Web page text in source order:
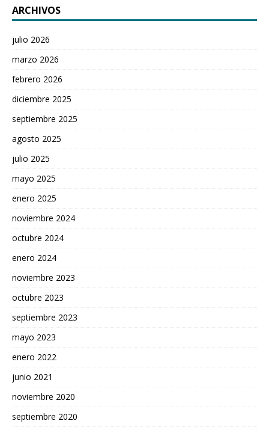
ARCHIVOS
julio 2026
marzo 2026
febrero 2026
diciembre 2025
septiembre 2025
agosto 2025
julio 2025
mayo 2025
enero 2025
noviembre 2024
octubre 2024
enero 2024
noviembre 2023
octubre 2023
septiembre 2023
mayo 2023
enero 2022
junio 2021
noviembre 2020
septiembre 2020